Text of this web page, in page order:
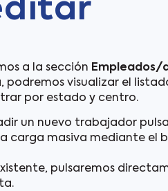
a la sección Empleados/
podremos visualizar el
por estado y centro.
un nuevo trabajador
carga masiva mediante el
pulsaremos